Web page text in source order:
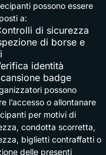
possono essere
a:
di sicurezza
di borse e
identità
badge
possono
l’accesso o allontanare
per motivi di
condotta scorretta,
biglietti contraffatti o
delle presenti